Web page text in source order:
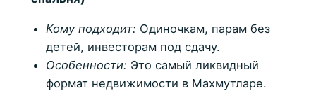
Кому подходит: Одиночкам, парам без
детей, инвесторам под сдачу.
Особенности: Это самый ликвидный
формат недвижимости в Махмутларе.